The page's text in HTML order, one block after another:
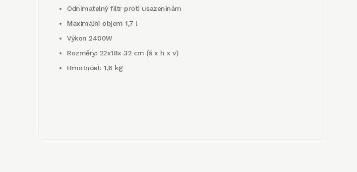
Odnímatelný filtr proti usazeninám
Maximální objem 1,7 l
Výkon 2400W
Rozměry: 22x18x 32 cm (š x h x v)
Hmotnost: 1,6 kg